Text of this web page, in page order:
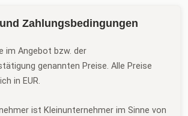
Zahlungsbedingungen
im Angebot bzw. der
genannten Preise. Alle Preise
in EUR.
ist Kleinunternehmer im Sinne von